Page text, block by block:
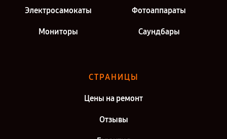
Электросамокаты Фотоаппараты
Мониторы Саундбары
СТРАНИЦЫ
Цены на ремонт
Отзывы